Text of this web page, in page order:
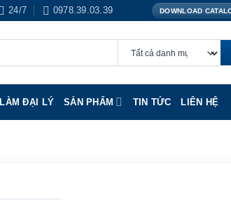
24/7 0978.39.03.39 DOWNLOAD
ĐẠI LÝ SẢN PHẨM TIN TỨC LIÊN HỆ